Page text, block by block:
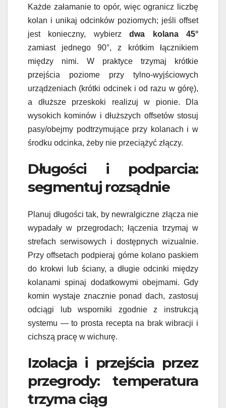
Każde załamanie to opór, więc ogranicz liczbę
kolan i unikaj odcinków poziomych; jeśli offset
jest konieczny, wybierzdwa kolana 45°
zamiast jednego 90°, z krótkim łącznikiem
między nimi. W praktyce trzymaj krótkie
przejścia poziome przy tylno-wyjściowych
urządzeniach (krótki odcinek i od razu w górę),
a dłuższe przeskoki realizuj w pionie. Dla
wysokich kominów i dłuższych offsetów stosuj
pasy/obejmy podtrzymujące przy kolanach i w
środku odcinka, żeby nie przeciążyć złączy.
Długości i podparcia:
segmentuj rozsądnie
Planuj długości tak, by newralgiczne złącza nie
wypadały w przegrodach; łączenia trzymaj w
strefach serwisowych i dostępnych wizualnie.
Przy offsetach podpieraj górne kolano paskiem
do krokwi lub ściany, a długie odcinki między
kolanami spinaj dodatkowymi obejmami. Gdy
komin wystaje znacznie ponad dach, zastosuj
odciągi lub wsporniki zgodnie z instrukcją
systemu — to prosta recepta na brak wibracji i
cichszą pracę w wichurę.
Izolacja i przejścia przez
przegrody: temperatura
trzyma ciąg